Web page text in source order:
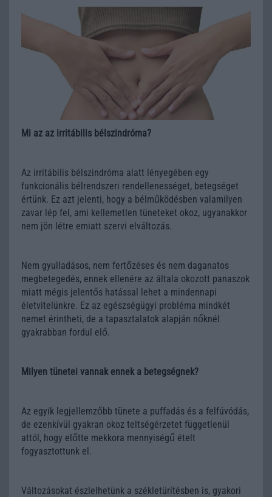
Mi az az irritábilis bélszindróma?
Az irritábilis bélszindróma alatt lényegében egy
funkcionális bélrendszeri rendellenességet, betegséget
értünk. Ez azt jelenti, hogy a bélműködésben valamilyen
zavar lép fel, ami kellemetlen tüneteket okoz, ugyanakkor
nem jön létre emiatt szervi elváltozás.
Nem gyulladásos, nem fertőzéses és nem daganatos
megbetegedés, ennek ellenére az általa okozott panaszok
miatt mégis jelentős hatással lehet a mindennapi
életvitelünkre. Ez az egészségügyi probléma mindkét
nemet érintheti, de a tapasztalatok alapján nőknél
gyakrabban fordul elő.
Milyen tünetei vannak ennek a betegségnek?
Az egyik legjellemzőbb tünete a puffadás és a felfúvódás,
de ezenkívül gyakran okoz teltségérzetet függetlenül
attól, hogy előtte mekkora mennyiségű ételt
fogyasztottunk el.
Változásokat észlelhetünk a székletürítésben is, gyakori